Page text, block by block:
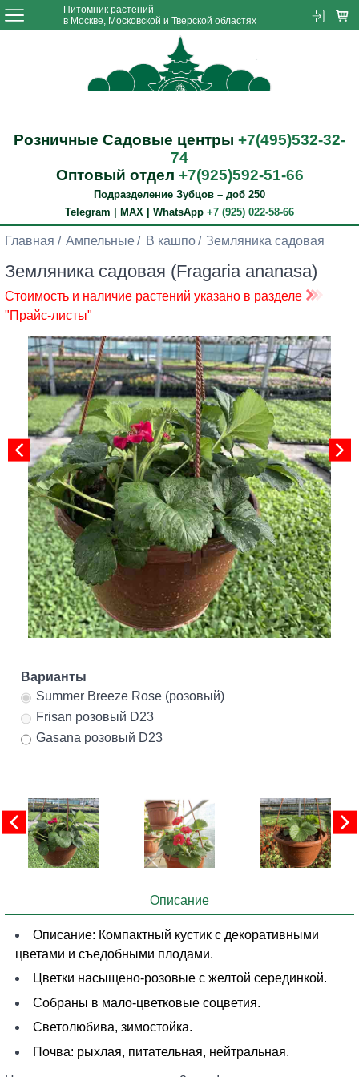
Питомник растений
в Москве, Московской и Тверской областях
Розничные Садовые центры +7(495)532-32-
74
Оптовый отдел +7(925)592-51-66
Подразделение Зубцов – доб 250
Telegram | MAX | WhatsApp +7 (925) 022-58-66
Главная Ампельные В кашпо Земляника садовая
Земляника садовая (Fragaria ananasa)
Стоимость и наличие растений указано в разделе
"Прайс-листы"
Варианты
Summer Breeze Rose (розовый)
Frisan розовый D23
Gasana розовый D23
Описание
Описание: Компактный кустик с декоративными
цветами и съедобными плодами.
Цветки насыщено-розовые с желтой серединкой.
Собраны в мало-цветковые соцветия.
Светолюбива, зимостойка.
Почва: рыхлая, питательная, нейтральная.